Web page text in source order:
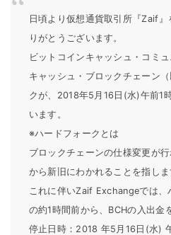
日頃より仮想通貨取引所『Zaif
りがとうございます。
ビットコインキャッシュ・コミ
キャッシュ・ブロックチェーン
クが、2018年5月16日(水)午前1
います。
※ハードフォークとは
ブロックチェーンの仕様変更が
から新旧にわかれることを指しま
これに伴いZaif Exchangeでは
の約1時間前から、BCHの入出金
停止日時：2018 年5月16日(水)